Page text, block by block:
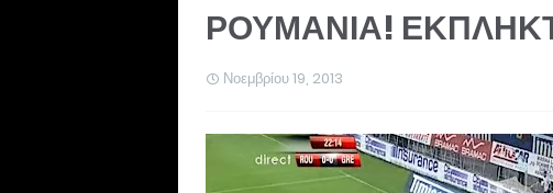
ΡΟΥΜΑΝΙΑ!
Νοεμβρίου 19, 2013